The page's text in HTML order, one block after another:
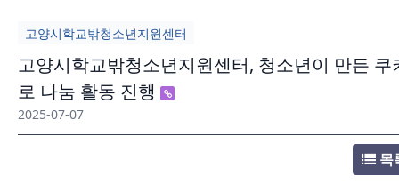
고양시학교밖청소년지원센터
고양시학교밖청소년지원센터, 청소년이 만든 쿠
로 나눔 활동 진행
2025-07-07
목